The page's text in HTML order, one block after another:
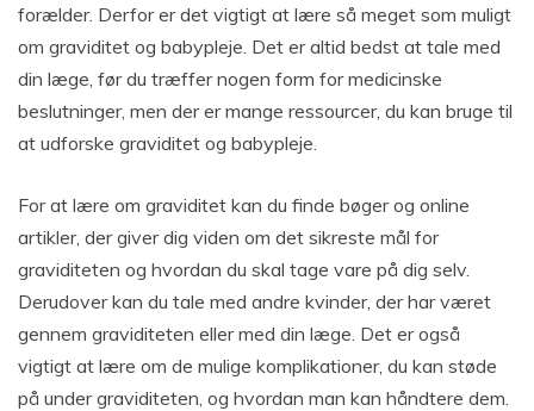
forælder. Derfor er det vigtigt at lære så meget som muligt
om graviditet og babypleje. Det er altid bedst at tale med
din læge, før du træffer nogen form for medicinske
beslutninger, men der er mange ressourcer, du kan bruge til
at udforske graviditet og babypleje.
For at lære om graviditet kan du finde bøger og online
artikler, der giver dig viden om det sikreste mål for
graviditeten og hvordan du skal tage vare på dig selv.
Derudover kan du tale med andre kvinder, der har været
gennem graviditeten eller med din læge. Det er også
vigtigt at lære om de mulige komplikationer, du kan støde
på under graviditeten, og hvordan man kan håndtere dem.